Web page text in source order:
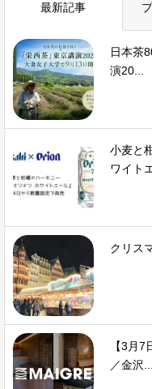
最新記事
日本茶
演20...
小麦と
ワイト
クリス
【3月
／金沢...